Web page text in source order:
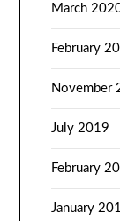
March
February
November
July 2019
February
January